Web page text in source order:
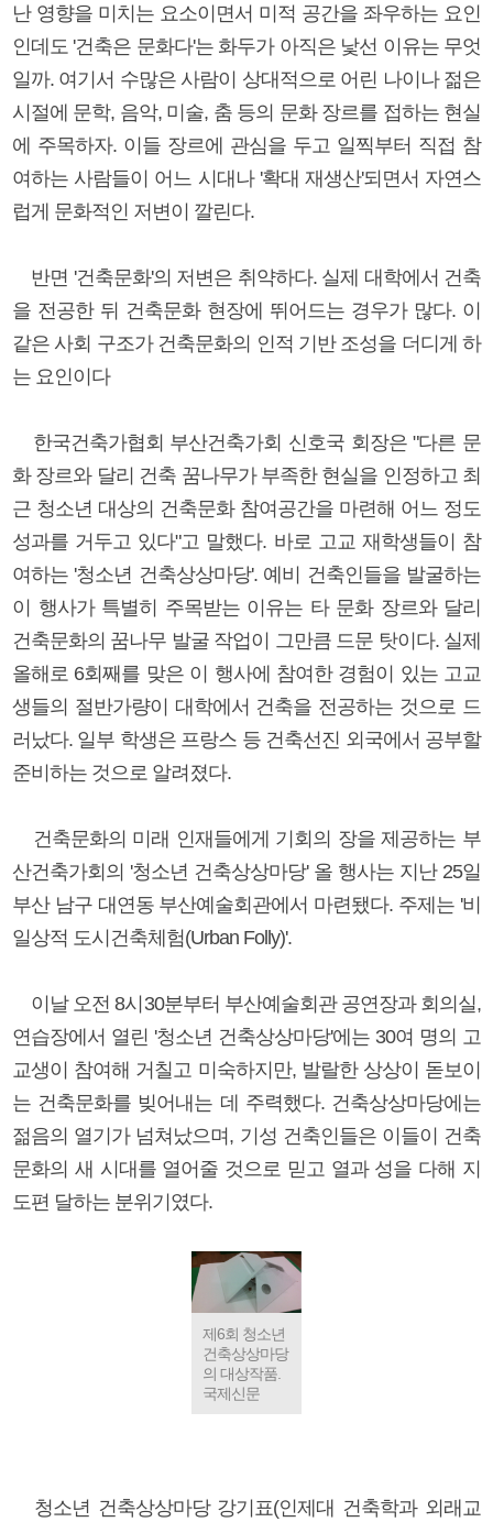
난 영향을 미치는 요소이면서 미적 공간을 좌우하는 요인
인데도 '건축은 문화다'는 화두가 아직은 낯선 이유는 무엇
일까. 여기서 수많은 사람이 상대적으로 어린 나이나 젊은
시절에 문학, 음악, 미술, 춤 등의 문화 장르를 접하는 현실
에 주목하자. 이들 장르에 관심을 두고 일찍부터 직접 참
여하는 사람들이 어느 시대나 '확대 재생산'되면서 자연스
럽게 문화적인 저변이 깔린다.
반면 '건축문화'의 저변은 취약하다. 실제 대학에서 건축
을 전공한 뒤 건축문화 현장에 뛰어드는 경우가 많다. 이
같은 사회 구조가 건축문화의 인적 기반 조성을 더디게 하
는 요인이다
한국건축가협회 부산건축가회 신호국 회장은 "다른 문
화 장르와 달리 건축 꿈나무가 부족한 현실을 인정하고 최
근 청소년 대상의 건축문화 참여공간을 마련해 어느 정도
성과를 거두고 있다"고 말했다. 바로 고교 재학생들이 참
여하는 '청소년 건축상상마당'. 예비 건축인들을 발굴하는
이 행사가 특별히 주목받는 이유는 타 문화 장르와 달리
건축문화의 꿈나무 발굴 작업이 그만큼 드문 탓이다. 실제
올해로 6회째를 맞은 이 행사에 참여한 경험이 있는 고교
생들의 절반가량이 대학에서 건축을 전공하는 것으로 드
러났다. 일부 학생은 프랑스 등 건축선진 외국에서 공부할
준비하는 것으로 알려졌다.
건축문화의 미래 인재들에게 기회의 장을 제공하는 부
산건축가회의 '청소년 건축상상마당' 올 행사는 지난 25일
부산 남구 대연동 부산예술회관에서 마련됐다. 주제는 '비
일상적 도시건축체험(Urban Folly)'.
이날 오전 8시30분부터 부산예술회관 공연장과 회의실,
연습장에서 열린 '청소년 건축상상마당'에는 30여 명의 고
교생이 참여해 거칠고 미숙하지만, 발랄한 상상이 돋보이
는 건축문화를 빚어내는 데 주력했다. 건축상상마당에는
젊음의 열기가 넘쳐났으며, 기성 건축인들은 이들이 건축
문화의 새 시대를 열어줄 것으로 믿고 열과 성을 다해 지
도편 달하는 분위기였다.
제6회 청소년
건축상상마당
의 대상작품.
국제신문
청소년 건축상상마당 강기표(인제대 건축학과 외래교